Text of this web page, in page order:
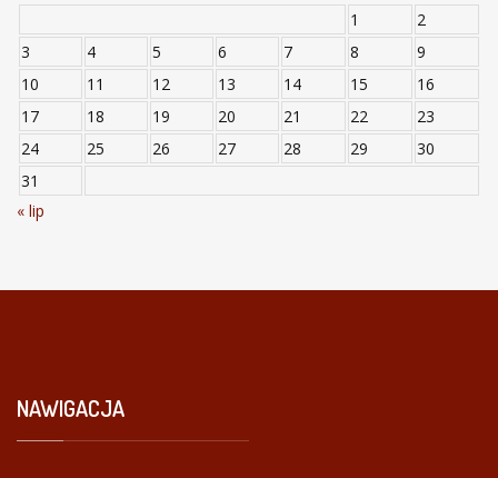
1
2
3
4 5 6 7 8
9
10
11 12 13 14 15
16
17
18 19 20 21 22
23
24
25 26 27 28 29
30
31
« lip
NAWIGACJA